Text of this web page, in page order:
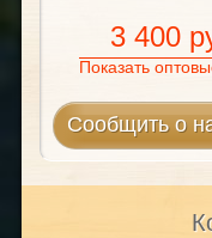
3 400
Показать
Сообщить о